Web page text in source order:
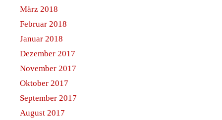
März 2018
Februar 2018
Januar 2018
Dezember 2017
November 2017
Oktober 2017
September 2017
August 2017